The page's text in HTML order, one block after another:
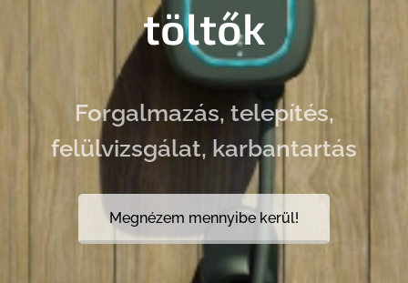
töltők
Forgalmazás, telepítés,
felülvizsgálat, karbantartás
Megnézem mennyibe kerül!